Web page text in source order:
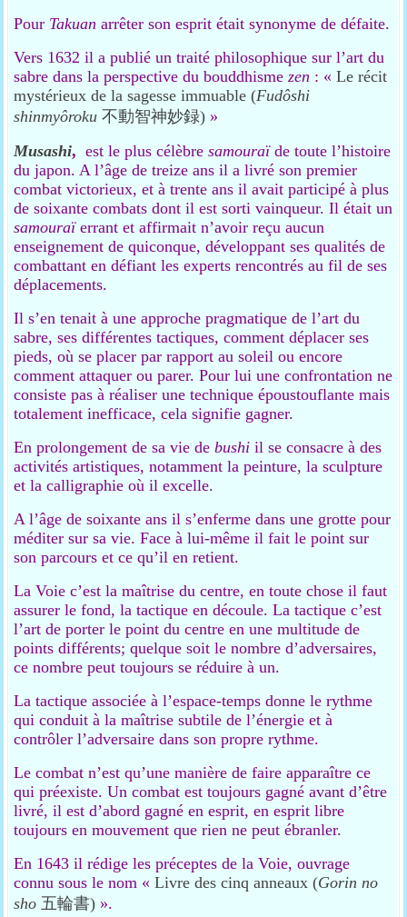
Pour Takuan arrêter son esprit était synonyme de défaite.
Vers 1632 il a publié un traité philosophique sur l’art du
sabre dans la perspective du bouddhismezen : «Le récit
mystérieux de la sagesse immuable (Fudôshi
shinmyôroku 不動智神妙録) »
Musashi,est le plus célèbresamouraïde toute l’histoire
du japon. A l’âge de treize ans il a livré son premier
combat victorieux, et à trente ans il avait participé à plus
de soixante combats dont il est sorti vainqueur. Il était un
samouraïerrant et affirmait n’avoir reçu aucun
enseignement de quiconque, développant ses qualités de
combattant en défiant les experts rencontrés au fil de ses
déplacements.
Il s’en tenait à une approche pragmatique de l’art du
sabre, ses différentes tactiques, comment déplacer ses
pieds, où se placer par rapport au soleil ou encore
comment attaquer ou parer. Pour lui une confrontation ne
consiste pas à réaliser une technique époustouflante mais
totalement inefficace, cela signifie gagner.
En prolongement de sa vie debushi il se consacre à des
activités artistiques, notamment la peinture, la sculpture
et la calligraphie où il excelle.
A l’âge de soixante ans il s’enferme dans une grotte pour
méditer sur sa vie. Face à lui-même il fait le point sur
son parcours et ce qu’il en retient.
La Voie c’est la maîtrise du centre, en toute chose il faut
assurer le fond, la tactique en découle. La tactique c’est
l’art de porter le point du centre en une multitude de
points différents; quelque soit le nombre d’adversaires,
ce nombre peut toujours se réduire à un.
La tactique associée à l’espace-temps donne le rythme
qui conduit à la maîtrise subtile de l’énergie et à
contrôler l’adversaire dans son propre rythme.
Le combat n’est qu’une manière de faire apparaître ce
qui préexiste. Un combat est toujours gagné avant d’être
livré, il est d’abord gagné en esprit, en esprit libre
toujours en mouvement que rien ne peut ébranler.
En 1643 il rédige les préceptes de la Voie, ouvrage
connu sous le nom «Livre des cinq anneaux (Gorin no
sho 五輪書) ».